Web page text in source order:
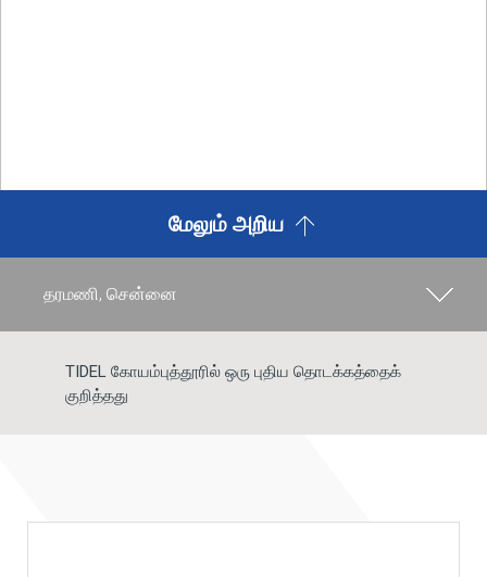
மேலும் அறிய
TIDEL கோயம்புத்தூரில் ஒரு புதிய தொடக்கத்தைக்
குறித்தது